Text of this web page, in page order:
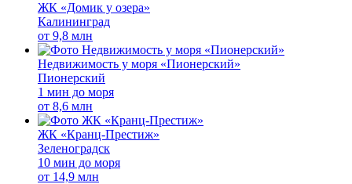
ЖК «Домик у озера»
Калининград
от 9,8 млн
Недвижимость у моря «Пионерский»
Пионерский
1 мин до моря
от 8,6 млн
ЖК «Кранц-Престиж»
Зеленоградск
10 мин до моря
от 14,9 млн